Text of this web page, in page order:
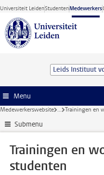
Ga direct naar de inhoud
Universiteit LeidenStudentenMedewerkers
Menu
Medewerkerswebsite ... Trainingen en
Submenu
Trainingen en
studenten